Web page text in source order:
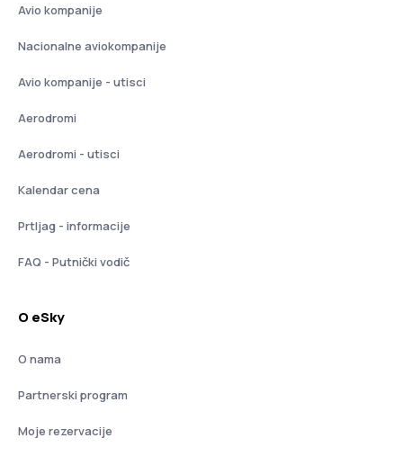
Avio kompanije
Nacionalne aviokompanije
Avio kompanije - utisci
Aerodromi
Aerodromi - utisci
Kalendar cena
Prtljag - informacije
FAQ - Putnički vodič
O eSky
O nama
Partnerski program
Moje rezervacije